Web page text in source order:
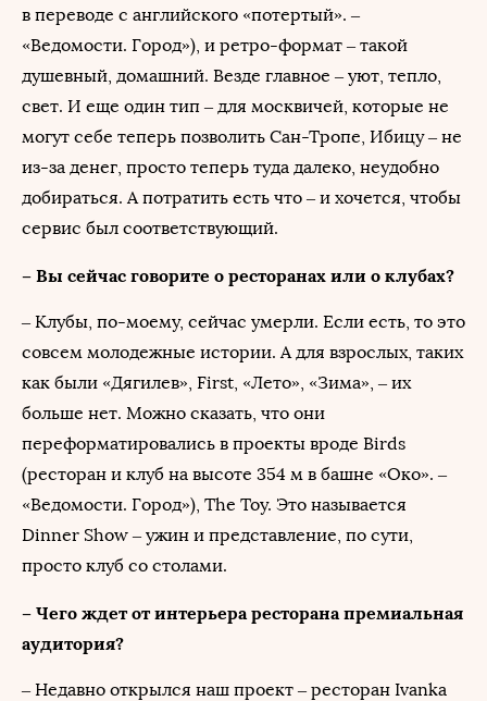
в переводе с английского «потертый». –
«Ведомости. Город»), и ретро-формат – такой
душевный, домашний. Везде главное – уют, тепло,
свет. И еще один тип – для москвичей, которые не
могут себе теперь позволить Сан-Тропе, Ибицу – не
из-за денег, просто теперь туда далеко, неудобно
добираться. А потратить есть что – и хочется, чтобы
сервис был соответствующий.
– Вы сейчас говорите о ресторанах или о клубах?
– Клубы, по-моему, сейчас умерли. Если есть, то это
совсем молодежные истории. А для взрослых, таких
как были «Дягилев», First, «Лето», «Зима», – их
больше нет. Можно сказать, что они
переформатировались в проекты вроде Birds
(ресторан и клуб на высоте 354 м в башне «Око». –
«Ведомости. Город»), The Toy. Это называется
Dinner Show – ужин и представление, по сути,
просто клуб со столами.
– Чего ждет от интерьера ресторана премиальная
аудитория?
– Недавно открылся наш проект – ресторан Ivanka